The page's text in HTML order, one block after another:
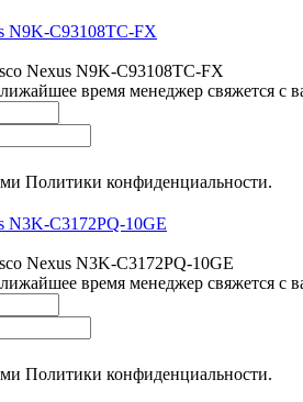
N9K-C93108TC-FX
Nexus N9K-C93108TC-FX
время менеджер свяжется с
Политики конфиденциальности.
N3K-C3172PQ-10GE
Nexus N3K-C3172PQ-10GE
время менеджер свяжется с
Политики конфиденциальности.